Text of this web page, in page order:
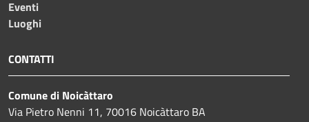
Eventi
Luoghi
CONTATTI
Comune di Noicàttaro
Via Pietro Nenni 11, 70016 Noicàttaro BA